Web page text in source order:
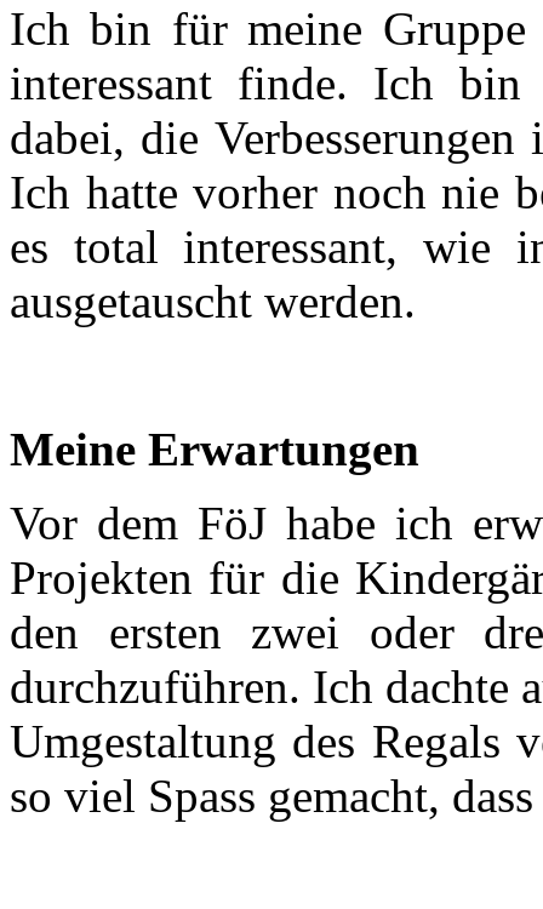
Ich bin für meine Gruppe
interessant finde. Ich bin
dabei, die
Ich hatte vorher noch nie
es total interessant, wie
ausgetauscht werden.
Meine Erwartungen
Vor dem FöJ habe ich
Projekten für die
den ersten zwei oder
durchzuführen. Ich dachte
Umgestaltung des Regals
so viel Spass gemacht,